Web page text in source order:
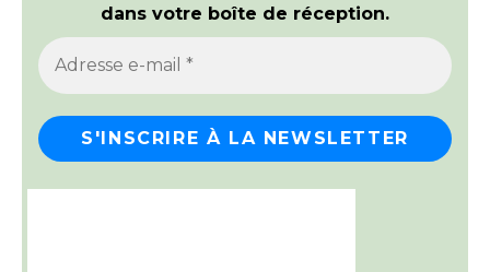
dans votre boîte de réception.